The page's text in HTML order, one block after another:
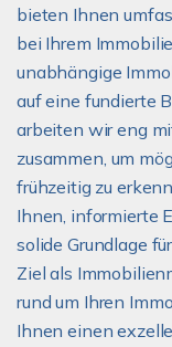
bieten Ihnen
bei Ihrem
unabhängige
auf eine fundierte
arbeiten wir eng
zusammen, um
frühzeitig zu
Ihnen, informierte
solide Grundlage
Ziel als
rund um Ihren
Ihnen einen